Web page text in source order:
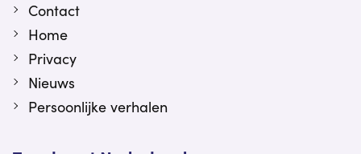
Contact
Home
Privacy
Nieuws
Persoonlijke verhalen